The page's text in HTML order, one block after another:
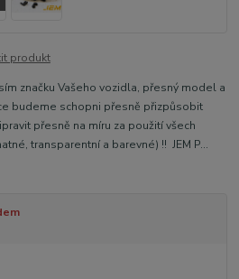
produkt
značku Vašeho vozidla, přesný model a
budeme schopni přesně přizpůsobit
přesně na míru za použití všech
transparentní a barevné) !! JEM P...